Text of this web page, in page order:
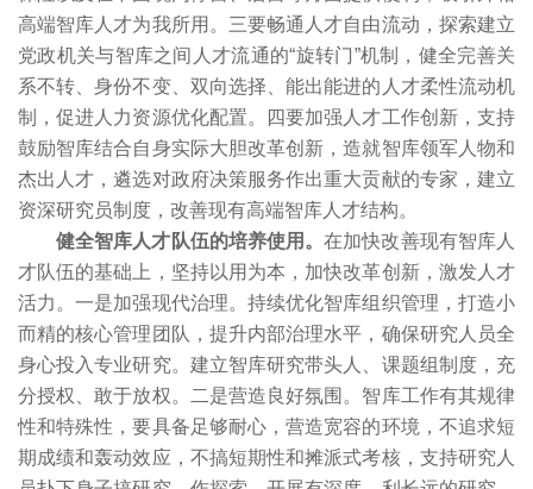
高端智库人才为我所用。三要畅通人才自由流动，探索建立
党政机关与智库之间人才流通的“旋转门”机制，健全完善关
系不转、身份不变、双向选择、能出能进的人才柔性流动机
制，促进人力资源优化配置。四要加强人才工作创新，支持
鼓励智库结合自身实际大胆改革创新，造就智库领军人物和
杰出人才，遴选对政府决策服务作出重大贡献的专家，建立
资深研究员制度，改善现有高端智库人才结构。
健全智库人才队伍的培养使用。在加快改善现有智库人
才队伍的基础上，坚持以用为本，加快改革创新，激发人才
活力。一是加强现代治理。持续优化智库组织管理，打造小
而精的核心管理团队，提升内部治理水平，确保研究人员全
身心投入专业研究。建立智库研究带头人、课题组制度，充
分授权、敢于放权。二是营造良好氛围。智库工作有其规律
性和特殊性，要具备足够耐心，营造宽容的环境，不追求短
期成绩和轰动效应，不搞短期性和摊派式考核，支持研究人